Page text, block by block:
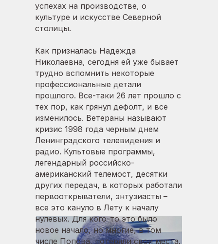
успехах на производстве, о
культуре и искусстве Северной
столицы.
Как призналась Надежда
Николаевна, сегодня ей уже бывает
трудно вспомнить некоторые
профессиональные детали
прошлого. Все-таки 26 лет прошло с
тех пор, как грянул дефолт, и все
изменилось. Ветераны называют
кризис 1998 года черным днем
Ленинградского телевидения и
радио. Культовые программы,
легендарный российско-
американский телемост, десятки
других передач, в которых работали
первооткрыватели, энтузиасты –
все это кануло в Лету к началу
нулевых. Для кого-то это было
новое начало, но многие, в том
числе Попова, потеряли свои места.